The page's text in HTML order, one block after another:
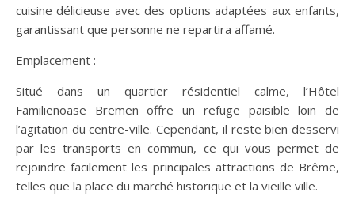
cuisine délicieuse avec des options adaptées aux enfants,
garantissant que personne ne repartira affamé.
Emplacement :
Situé dans un quartier résidentiel calme, l’Hôtel
Familienoase Bremen offre un refuge paisible loin de
l’agitation du centre-ville. Cependant, il reste bien desservi
par les transports en commun, ce qui vous permet de
rejoindre facilement les principales attractions de Brême,
telles que la place du marché historique et la vieille ville.